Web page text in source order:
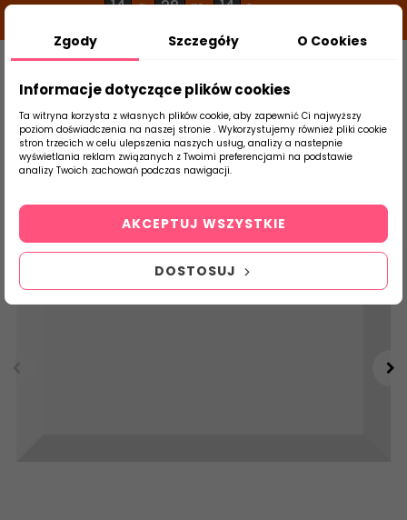
14 g 28 m 13 s
Szukaj
produktu
Strona Główna Cegiełki
Zgody Szczegóły O Cookies
Informacje dotyczące plików cookies
Ta witryna korzysta z własnych plików cookie, aby zapewnić Ci najwyższy
poziom doświadczenia na naszej stronie . Wykorzystujemy również pliki cookie
stron trzecich w celu ulepszenia naszych usług, analizy a nastepnie
wyświetlania reklam związanych z Twoimi preferencjami na podstawie
analizy Twoich zachowań podczas nawigacji.
DOSTOSUJ
AKCEPTUJ WSZYSTKIE